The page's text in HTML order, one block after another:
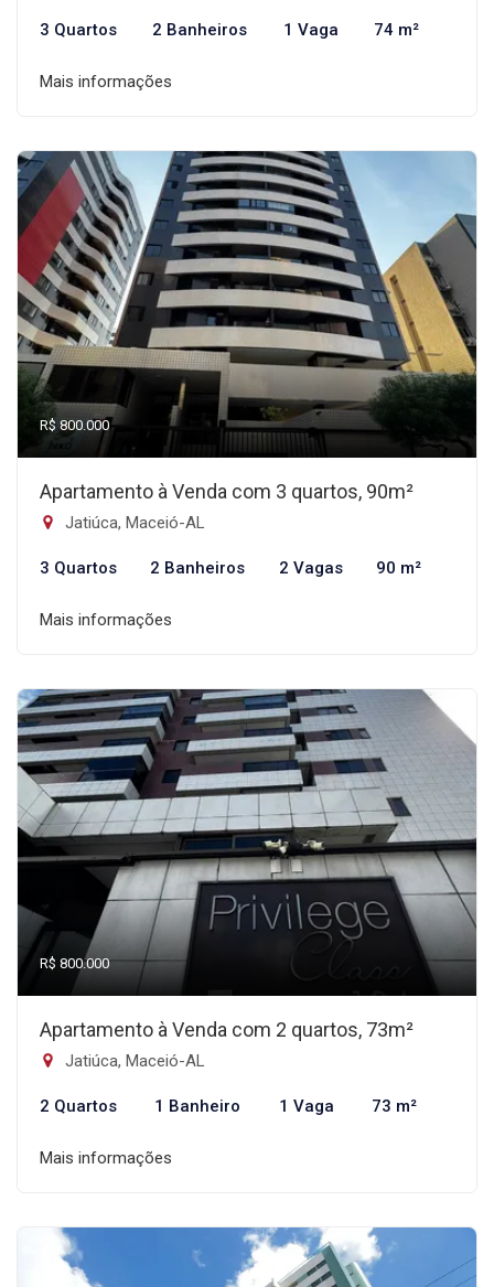
3 Quartos 2 Banheiros 1 Vaga 74 m²
Mais informações
R$ 800.000
Apartamento à Venda com 3 quartos, 90m²
Jatiúca, Maceió-AL
3 Quartos 2 Banheiros 2 Vagas 90 m²
Mais informações
R$ 800.000
Apartamento à Venda com 2 quartos, 73m²
Jatiúca, Maceió-AL
2 Quartos 1 Banheiro 1 Vaga 73 m²
Mais informações